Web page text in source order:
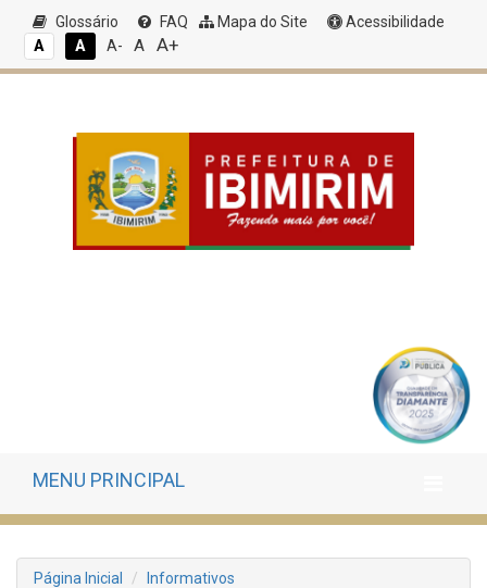
Glossário FAQ Mapa do Site
Acessibilidade
A
A A- A A+
MENU PRINCIPAL
Página Inicial
Informativos